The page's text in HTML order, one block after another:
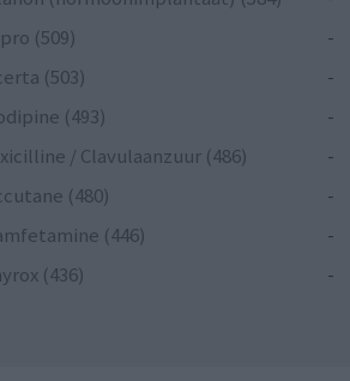
(509)
-
(503)
-
(493)
-
/ Clavulaanzuur (486)
-
(480)
-
(446)
-
(436)
-